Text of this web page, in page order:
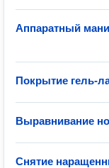
Аппаратный
Покрытие гель-
Выравнивание
Снятие